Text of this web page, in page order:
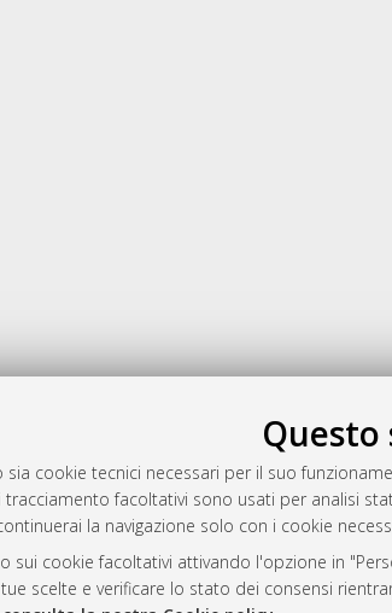
cookie tecnici necessari per il suo
facoltativi sono usati per analisi
la navigazione solo con i cookie
sui cookie facoltativi attivando l'opzione in
scelte e verificare lo stato dei consensi
AMS Laurea
Servizio implementato e
Impostazioni Cookie
Informativa sulla privacy
Condizioni d’uso del sito